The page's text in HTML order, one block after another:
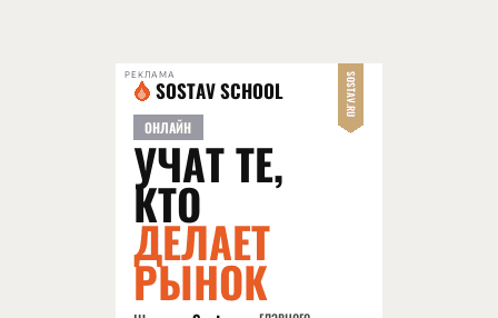
РЕКЛАМА